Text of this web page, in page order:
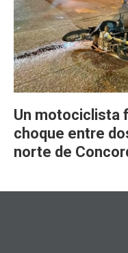
Un motociclista
choque entre
norte de